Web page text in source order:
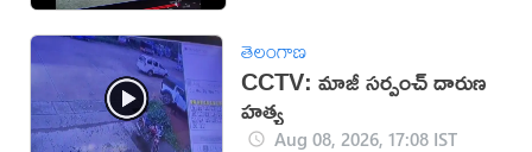
తెలంగాణ
CCTV: మాజీ సర్పంచ్ దారుణ
హత్య
Aug 08, 2026, 17:08 IST